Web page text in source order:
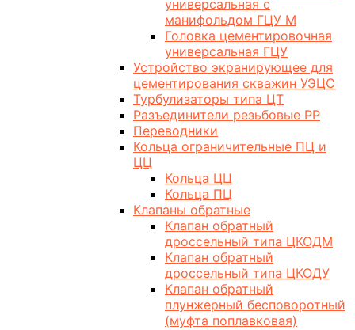
универсальная с
манифольдом ГЦУ М
Головка цементировочная
универсальная ГЦУ
Устройство экранирующее для
цементирования скважин УЭЦС
Турбулизаторы типа ЦТ
Разъединители резьбовые РР
Переводники
Кольца ограничительные ПЦ и
ЦЦ
Кольца ЦЦ
Кольца ПЦ
Клапаны обратные
Клапан обратный
дроссельный типа ЦКОДМ
Клапан обратный
дроссельный типа ЦКОДУ
Клапан обратный
плунжерный бесповоротный
(муфта поплавковая)